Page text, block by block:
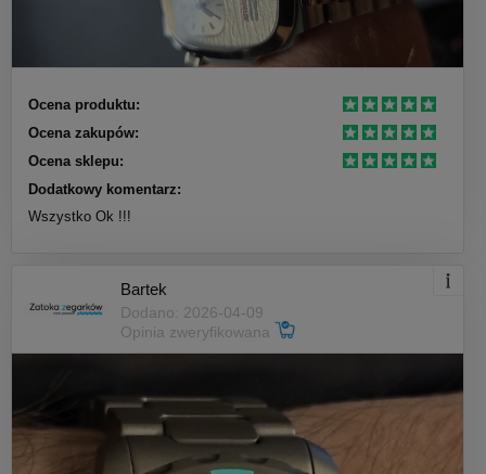
Ocena produktu:
Ocena zakupów:
Ocena sklepu:
Dodatkowy komentarz:
Wszystko Ok !!!
Bartek
Dodano: 2026-04-09
Opinia zweryfikowana